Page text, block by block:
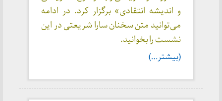
و اندیشه انتقادی» برگزار کرد. در ادامه
می‌توانید متن سخنان سارا شریعتی در این
نشست را بخوانید.
(بیشتر…)